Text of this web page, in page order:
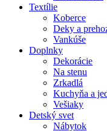
Textílie
Koberce
Deky a
Vankúše
Doplnky
Dekorácie
Na stenu
Zrkadlá
Kuchyňa a
Vešiaky
Detský svet
Nábytok